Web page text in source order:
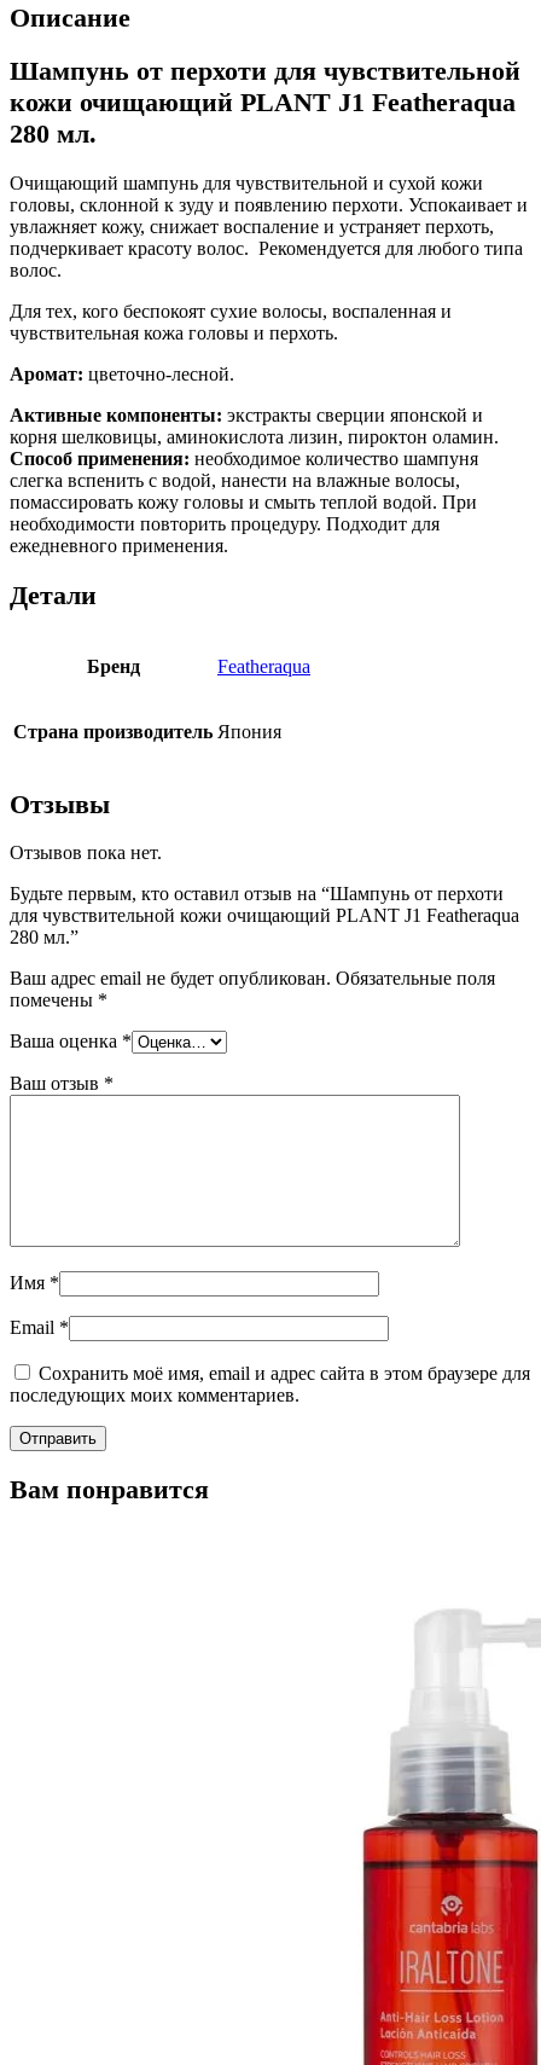
Описание
Шампунь от перхоти для чувствительной
кожи очищающий PLANT J1 Featheraqua
280 мл.
Очищающий шампунь для чувствительной и сухой кожи
головы, склонной к зуду и появлению перхоти. Успокаивает и
увлажняет кожу, снижает воспаление и устраняет перхоть,
подчеркивает красоту волос. Рекомендуется для любого типа
волос.
Для тех, кого беспокоят сухие волосы, воспаленная и
чувствительная кожа головы и перхоть.
Аромат: цветочно-лесной.
Активные компоненты: экстракты сверции японской и
корня шелковицы, аминокислота лизин, пироктон оламин.
Способ применения: необходимое количество шампуня
слегка вспенить с водой, нанести на влажные волосы,
помассировать кожу головы и смыть теплой водой. При
необходимости повторить процедуру. Подходит для
ежедневного применения.
Детали
Бренд Featheraqua
Страна производитель Япония
Отзывы
Отзывов пока нет.
Будьте первым, кто оставил отзыв на “Шампунь от перхоти
для чувствительной кожи очищающий PLANT J1 Featheraqua
280 мл.”
Ваш адрес email не будет опубликован. Обязательные поля
помечены *
Ваша оценка *
Ваш отзыв *
Имя *
Email *
Сохранить моё имя, email и адрес сайта в этом браузере для
последующих моих комментариев.
Вам понравится